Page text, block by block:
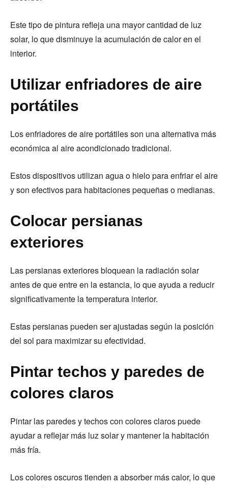
Este tipo de pintura refleja una mayor cantidad de luz
solar, lo que disminuye la acumulación de calor en el
interior.
Utilizar enfriadores de aire
portátiles
Los enfriadores de aire portátiles son una alternativa más
económica al aire acondicionado tradicional.
Estos dispositivos utilizan agua o hielo para enfriar el aire
y son efectivos para habitaciones pequeñas o medianas.
Colocar persianas
exteriores
Las persianas exteriores bloquean la radiación solar
antes de que entre en la estancia, lo que ayuda a reducir
significativamente la temperatura interior.
Estas persianas pueden ser ajustadas según la posición
del sol para maximizar su efectividad.
Pintar techos y paredes de
colores claros
Pintar las paredes y techos con colores claros puede
ayudar a reflejar más luz solar y mantener la habitación
más fría.
Los colores oscuros tienden a absorber más calor, lo que